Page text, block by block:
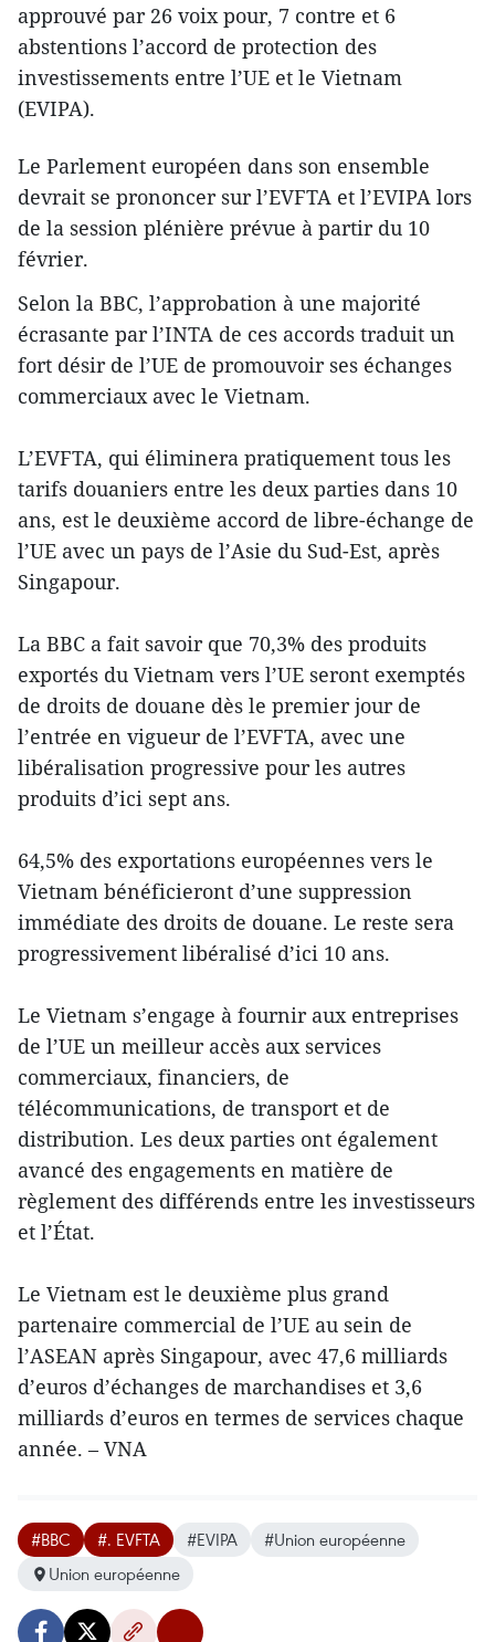
approuvé par 26 voix pour, 7 contre et 6
abstentions l’accord de protection des
investissements entre l’UE et le Vietnam
(EVIPA).
Le Parlement européen dans son ensemble
devrait se prononcer sur l’EVFTA et l’EVIPA lors
de la session plénière prévue à partir du 10
février.
Selon la BBC, l’approbation à une majorité
écrasante par l’INTA de ces accords traduit un
fort désir de l’UE de promouvoir ses échanges
commerciaux avec le Vietnam.
L’EVFTA, qui éliminera pratiquement tous les
tarifs douaniers entre les deux parties dans 10
ans, est le deuxième accord de libre-échange de
l’UE avec un pays de l’Asie du Sud-Est, après
Singapour.
La BBC a fait savoir que 70,3% des produits
exportés du Vietnam vers l’UE seront exemptés
de droits de douane dès le premier jour de
l’entrée en vigueur de l’EVFTA, avec une
libéralisation progressive pour les autres
produits d’ici sept ans.
64,5% des exportations européennes vers le
Vietnam bénéficieront d’une suppression
immédiate des droits de douane. Le reste sera
progressivement libéralisé d’ici 10 ans.
Le Vietnam s’engage à fournir aux entreprises
de l’UE un meilleur accès aux services
commerciaux, financiers, de
télécommunications, de transport et de
distribution. Les deux parties ont également
avancé des engagements en matière de
règlement des différends entre les investisseurs
et l’État.
Le Vietnam est le deuxième plus grand
partenaire commercial de l’UE au sein de
l’ASEAN après Singapour, avec 47,6 milliards
d’euros d’échanges de marchandises et 3,6
milliards d’euros en termes de services chaque
année. – VNA
#BBC #. EVFTA #EVIPA
#Union européenne
Union européenne